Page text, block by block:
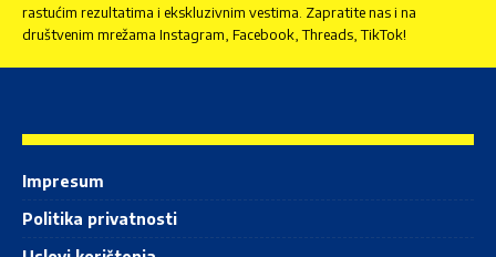
rastućim rezultatima i ekskluzivnim vestima. Zapratite nas i na
društvenim mrežama Instagram, Facebook, Threads, TikTok!
Impresum
Politika privatnosti